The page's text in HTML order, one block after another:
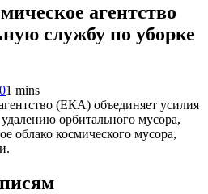
агентство
службу по уборке
01 mins
(ЕКА) объединяет усилия
орбитального мусора,
облако космического мусора,